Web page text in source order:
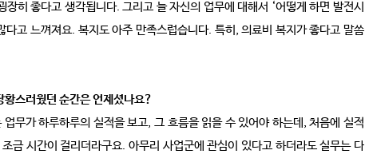
히 좋다고 생각됩니다. 그리고 늘 자신의 업무에 대해서 ‘어떻게 하면 발전시
다고 느껴져요. 복지도 아주 만족스럽습니다. 특히, 의료비 복지가 좋다고 말씀
황스러웠던 순간은 언제셨나요?
무가 하루하루의 실적을 보고, 그 흐름을 읽을 수 있어야 하는데, 처음에 실적
금 시간이 걸리더라구요. 아무리 사업군에 관심이 있다고 하더라도 실무는 다